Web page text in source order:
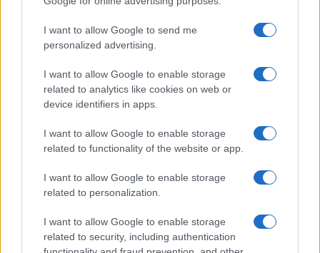
I want to allow Google to send me
personalized advertising.
I want to allow Google to enable storage
related to analytics like cookies on web or
device identifiers in apps.
I want to allow Google to enable storage
related to functionality of the website or app.
I want to allow Google to enable storage
related to personalization.
I want to allow Google to enable storage
related to security, including authentication
KULTPOL
Kiemelt előadóművészeti szervezet lett a
Váci Dunakanyar Színház
Kató Hajnalka nyerte a VERSenyt
KULTPOL
A Váci Dunakanyar Színház 345 millió forint kormányzati
támogatással újult meg, amelyet november 4-én adott át a